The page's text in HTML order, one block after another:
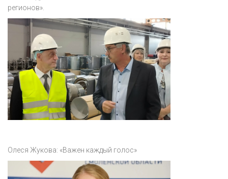
регионов».
Олеся Жукова: «Важен каждый голос»